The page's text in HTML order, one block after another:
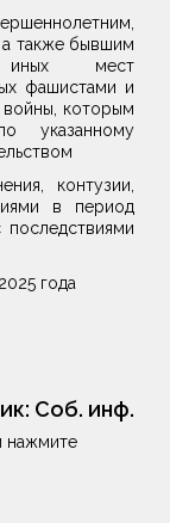
а также бывшим
иных мест
фашистами и
которым
указанному
контузии,
в период
года
Соб. инф.
нажмите